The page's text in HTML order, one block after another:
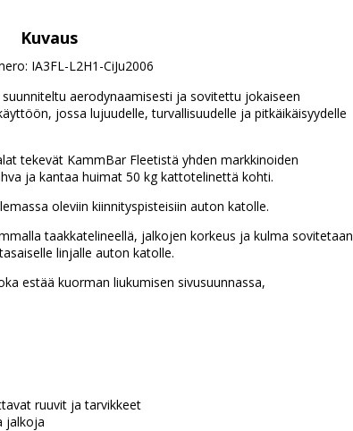
Kuvaus
IA3FL-L2H1-CiJu2006
aerodynaamisesti ja sovitettu jokaiseen
jossa lujuudelle, turvallisuudelle ja pitkäikäisyydelle
tekevät KammBar Fleetistä yhden markkinoiden
ja kantaa huimat 50 kg kattotelinettä kohti.
oleviin kiinnityspisteisiin auton katolle.
taakkatelineellä, jalkojen korkeus ja kulma sovitetaan
linjalle auton katolle.
estää kuorman liukumisen sivusuunnassa,
ruuvit ja tarvikkeet
jalkoja